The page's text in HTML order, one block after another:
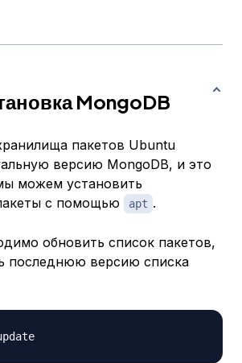
MongoDB
пакетов Ubuntu
версию MongoDB, и это
можем установить
с помощью
apt .
обновить список пакетов,
последнюю версию списка